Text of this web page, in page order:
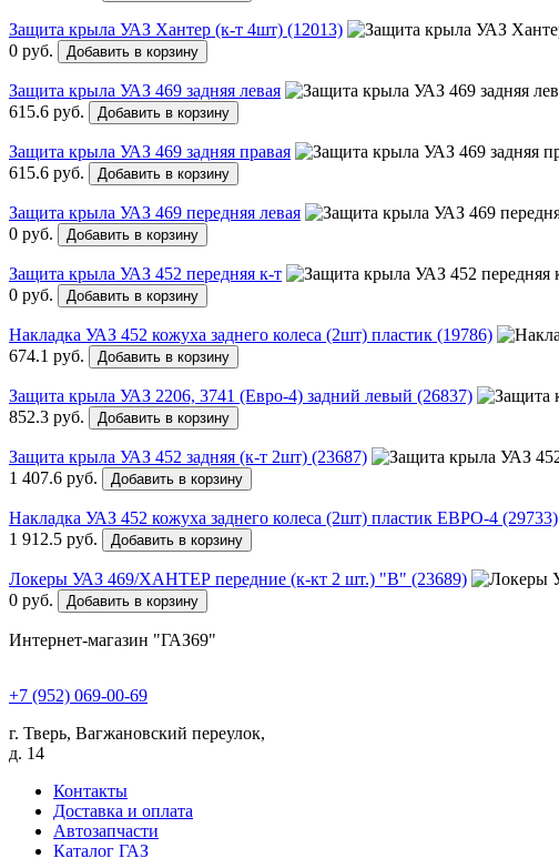
Защита крыла УАЗ Хантер (к-т 4шт) (12013)
0 руб.
Добавить в корзину
Защита крыла УАЗ 469 задняя левая
615.6 руб.
Добавить в корзину
Защита крыла УАЗ 469 задняя правая
615.6 руб.
Добавить в корзину
Защита крыла УАЗ 469 передняя левая
0 руб.
Добавить в корзину
Защита крыла УАЗ 452 передняя к-т
0 руб.
Добавить в корзину
Накладка УАЗ 452 кожуха заднего колеса (2шт) пластик (19786)
674.1 руб.
Добавить в корзину
Защита крыла УАЗ 2206, 3741 (Евро-4) задний левый (26837)
852.3 руб.
Добавить в корзину
Защита крыла УАЗ 452 задняя (к-т 2шт) (23687)
1 407.6 руб.
Добавить в корзину
Накладка УАЗ 452 кожуха заднего колеса (2шт) пластик ЕВРО-4 (29733)
1 912.5 руб.
Добавить в корзину
Локеры УАЗ 469/ХАНТЕР передние (к-кт 2 шт.) "В" (23689)
0 руб.
Добавить в корзину
Интернет-магазин "ГАЗ69"
+7 (952) 069-00-69
г. Тверь, Вагжановский переулок,
д. 14
Контакты
Доставка и оплата
Автозапчасти
Каталог ГАЗ